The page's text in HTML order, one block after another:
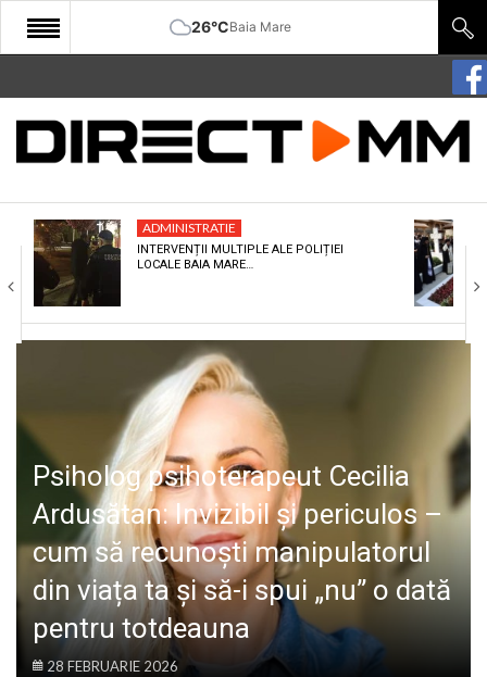
26°CBaia Mare
START
COMUNITATE
CULTURA
ECONOMIE
SANATATE
POLITIC
LIFE
ADMINISTRATIE
INTERVENȚII MULTIPLE ALE POLIȚIEI
LOCALE BAIA MARE…
Psiholog psihoterapeut Cecilia
Ardusătan: Invizibil și periculos –
cum să recunoști manipulatorul
din viața ta și să-i spui „nu” o dată
pentru totdeauna
28 FEBRUARIE 2026